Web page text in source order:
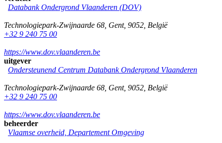
Databank Ondergrond Vlaanderen (DOV)
Technologiepark-Zwijnaarde 68 Gent, 9052 België
+32 9 240 75 00
https://www.dov.vlaanderen.be
uitgever
Ondersteunend Centrum Databank Ondergrond Vlaanderen
Technologiepark-Zwijnaarde 68 Gent, 9052 België
+32 9 240 75 00
https://www.dov.vlaanderen.be
beheerder
Vlaamse overheid, Departement Omgeving